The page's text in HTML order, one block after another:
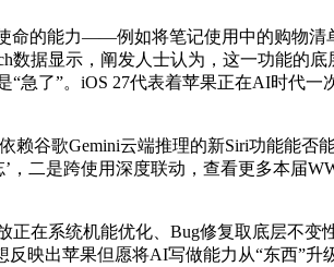
的能力——例如将笔记使用中的购物清
据显示，阐发人士认为，这一功能的
急了”。iOS 27代表着苹果正在AI时代
谷歌Gemini云端推理的新Siri功能能
二是跨使用深度联动，查看更多本届
系统机能优化、Bug修复取底层不变
映出苹果但愿将AI写做能力从“东西”